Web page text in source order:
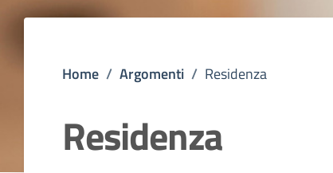
Home / Argomenti / Residenza
Residenza